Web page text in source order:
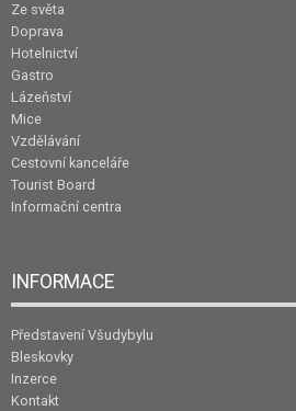
Ze světa
Doprava
Hotelnictví
Gastro
Lázeňství
Mice
Vzdělávání
Cestovní kanceláře
Tourist Board
Informační centra
INFORMACE
Představení Všudybylu
Bleskovky
Inzerce
Kontakt